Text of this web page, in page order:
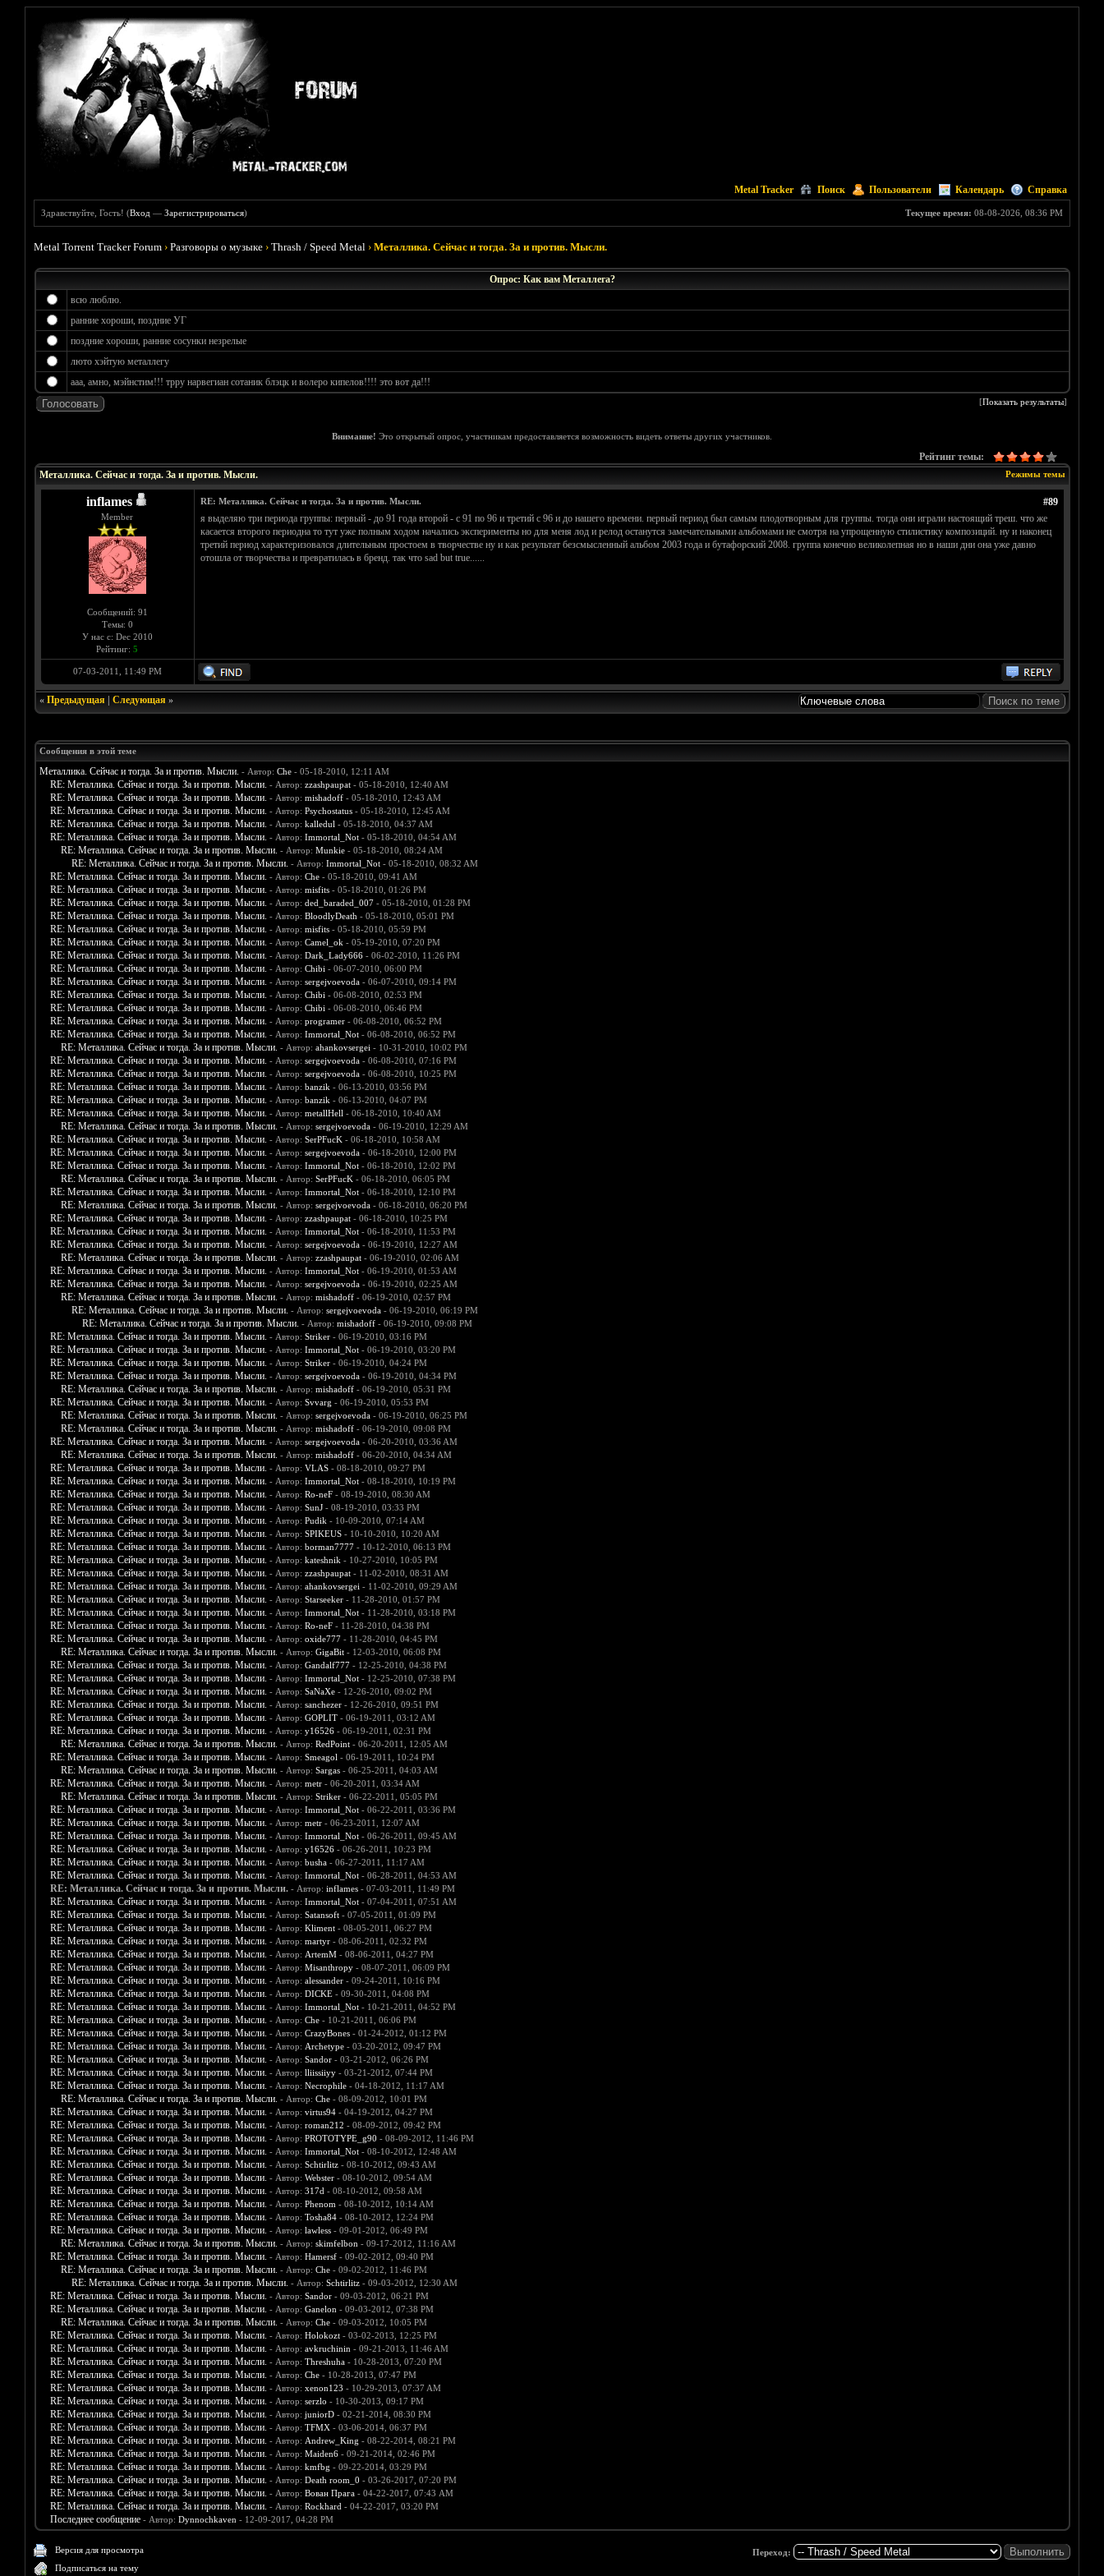
Metal Tracker Поиск Пользователи Календарь Справка
Текущее время: 08-08-2026, 08:36 PM
Здравствуйте, Гость! (Вход —Зарегистрироваться)
Metal Torrent Tracker Forum ›Разговоры о музыке ›Thrash / Speed Metal ›Металлика. Сейчас и тогда. За и против. Мысли.
Опрос: Как вам Металлега?
всю люблю.
ранние хороши, поздние УГ
поздние хороши, ранние сосунки незрелые
люто хэйтую металлегу
ааа, амно, мэйнстим!!! трру нарвегиан сотаник блэцк и волеро кипелов!!!! это вот да!!!
[Показать результаты]
Внимание! Это открытый опрос, участникам предоставляется возможность видеть ответы других участников.
Рейтинг темы:
Режимы темы
Металлика. Сейчас и тогда. За и против. Мысли.
inflames
Member
Сообщений: 91
Темы: 0
У нас с: Dec 2010
Рейтинг: 5
#89
RE: Металлика. Сейчас и тогда. За и против. Мысли.
я выделяю три периода группы: первый - до 91 года второй - с 91 по 96 и третий с 96 и до нашего времени. первый период был самым плодотворным для группы. тогда они играли настоящий треш. что же
касается второго периодна то тут уже полным ходом начались эксперименты но для меня лод и релод останутся замечательными альбомами не смотря на упрощенную стилистику композиций. ну и наконец
третий период характеризовался длительным простоем в творчестве ну и как результат безсмысленный альбом 2003 года и бутафорский 2008. группа конечно великолепная но в наши дни она уже давно
отошла от творчества и превратилась в бренд. так что sad but true......
07-03-2011, 11:49 PM
« Предыдущая| Следующая»
Сообщения в этой теме
Металлика. Сейчас и тогда. За и против. Мысли. - Автор: Che- 05-18-2010, 12:11 AM
RE: Металлика. Сейчас и тогда. За и против. Мысли. - Автор: zzashpaupat- 05-18-2010, 12:40 AM
RE: Металлика. Сейчас и тогда. За и против. Мысли. - Автор: mishadoff- 05-18-2010, 12:43 AM
RE: Металлика. Сейчас и тогда. За и против. Мысли. - Автор: Psychostatus- 05-18-2010, 12:45 AM
RE: Металлика. Сейчас и тогда. За и против. Мысли. - Автор: kalledul - 05-18-2010, 04:37 AM
RE: Металлика. Сейчас и тогда. За и против. Мысли. - Автор: Immortal_Not- 05-18-2010, 04:54 AM
RE: Металлика. Сейчас и тогда. За и против. Мысли. - Автор: Munkie- 05-18-2010, 08:24 AM
RE: Металлика. Сейчас и тогда. За и против. Мысли. - Автор: Immortal_Not- 05-18-2010, 08:32 AM
RE: Металлика. Сейчас и тогда. За и против. Мысли. - Автор: Che- 05-18-2010, 09:41 AM
RE: Металлика. Сейчас и тогда. За и против. Мысли. - Автор: misfits- 05-18-2010, 01:26 PM
RE: Металлика. Сейчас и тогда. За и против. Мысли. - Автор: ded_baraded_007- 05-18-2010, 01:28 PM
RE: Металлика. Сейчас и тогда. За и против. Мысли. - Автор: BloodlyDeath - 05-18-2010, 05:01 PM
RE: Металлика. Сейчас и тогда. За и против. Мысли. - Автор: misfits- 05-18-2010, 05:59 PM
RE: Металлика. Сейчас и тогда. За и против. Мысли. - Автор: Camel_ok - 05-19-2010, 07:20 PM
RE: Металлика. Сейчас и тогда. За и против. Мысли. - Автор: Dark_Lady666- 06-02-2010, 11:26 PM
RE: Металлика. Сейчас и тогда. За и против. Мысли. - Автор: Chibi - 06-07-2010, 06:00 PM
RE: Металлика. Сейчас и тогда. За и против. Мысли. - Автор: sergejvoevoda- 06-07-2010, 09:14 PM
RE: Металлика. Сейчас и тогда. За и против. Мысли. - Автор: Chibi - 06-08-2010, 02:53 PM
RE: Металлика. Сейчас и тогда. За и против. Мысли. - Автор: Chibi - 06-08-2010, 06:46 PM
RE: Металлика. Сейчас и тогда. За и против. Мысли. - Автор: programer- 06-08-2010, 06:52 PM
RE: Металлика. Сейчас и тогда. За и против. Мысли. - Автор: Immortal_Not- 06-08-2010, 06:52 PM
RE: Металлика. Сейчас и тогда. За и против. Мысли. - Автор: ahankovsergei - 10-31-2010, 10:02 PM
RE: Металлика. Сейчас и тогда. За и против. Мысли. - Автор: sergejvoevoda- 06-08-2010, 07:16 PM
RE: Металлика. Сейчас и тогда. За и против. Мысли. - Автор: sergejvoevoda- 06-08-2010, 10:25 PM
RE: Металлика. Сейчас и тогда. За и против. Мысли. - Автор: banzik - 06-13-2010, 03:56 PM
RE: Металлика. Сейчас и тогда. За и против. Мысли. - Автор: banzik - 06-13-2010, 04:07 PM
RE: Металлика. Сейчас и тогда. За и против. Мысли. - Автор: metallHell - 06-18-2010, 10:40 AM
RE: Металлика. Сейчас и тогда. За и против. Мысли. - Автор: sergejvoevoda- 06-19-2010, 12:29 AM
RE: Металлика. Сейчас и тогда. За и против. Мысли. - Автор: SerPFucK- 06-18-2010, 10:58 AM
RE: Металлика. Сейчас и тогда. За и против. Мысли. - Автор: sergejvoevoda- 06-18-2010, 12:00 PM
RE: Металлика. Сейчас и тогда. За и против. Мысли. - Автор: Immortal_Not- 06-18-2010, 12:02 PM
RE: Металлика. Сейчас и тогда. За и против. Мысли. - Автор: SerPFucK- 06-18-2010, 06:05 PM
RE: Металлика. Сейчас и тогда. За и против. Мысли. - Автор: Immortal_Not- 06-18-2010, 12:10 PM
RE: Металлика. Сейчас и тогда. За и против. Мысли. - Автор: sergejvoevoda- 06-18-2010, 06:20 PM
RE: Металлика. Сейчас и тогда. За и против. Мысли. - Автор: zzashpaupat- 06-18-2010, 10:25 PM
RE: Металлика. Сейчас и тогда. За и против. Мысли. - Автор: Immortal_Not- 06-18-2010, 11:53 PM
RE: Металлика. Сейчас и тогда. За и против. Мысли. - Автор: sergejvoevoda- 06-19-2010, 12:27 AM
RE: Металлика. Сейчас и тогда. За и против. Мысли. - Автор: zzashpaupat- 06-19-2010, 02:06 AM
RE: Металлика. Сейчас и тогда. За и против. Мысли. - Автор: Immortal_Not- 06-19-2010, 01:53 AM
RE: Металлика. Сейчас и тогда. За и против. Мысли. - Автор: sergejvoevoda- 06-19-2010, 02:25 AM
RE: Металлика. Сейчас и тогда. За и против. Мысли. - Автор: mishadoff- 06-19-2010, 02:57 PM
RE: Металлика. Сейчас и тогда. За и против. Мысли. - Автор: sergejvoevoda- 06-19-2010, 06:19 PM
RE: Металлика. Сейчас и тогда. За и против. Мысли. - Автор: mishadoff- 06-19-2010, 09:08 PM
RE: Металлика. Сейчас и тогда. За и против. Мысли. - Автор: Striker- 06-19-2010, 03:16 PM
RE: Металлика. Сейчас и тогда. За и против. Мысли. - Автор: Immortal_Not- 06-19-2010, 03:20 PM
RE: Металлика. Сейчас и тогда. За и против. Мысли. - Автор: Striker- 06-19-2010, 04:24 PM
RE: Металлика. Сейчас и тогда. За и против. Мысли. - Автор: sergejvoevoda- 06-19-2010, 04:34 PM
RE: Металлика. Сейчас и тогда. За и против. Мысли. - Автор: mishadoff- 06-19-2010, 05:31 PM
RE: Металлика. Сейчас и тогда. За и против. Мысли. - Автор: Svvarg - 06-19-2010, 05:53 PM
RE: Металлика. Сейчас и тогда. За и против. Мысли. - Автор: sergejvoevoda- 06-19-2010, 06:25 PM
RE: Металлика. Сейчас и тогда. За и против. Мысли. - Автор: mishadoff- 06-19-2010, 09:08 PM
RE: Металлика. Сейчас и тогда. За и против. Мысли. - Автор: sergejvoevoda- 06-20-2010, 03:36 AM
RE: Металлика. Сейчас и тогда. За и против. Мысли. - Автор: mishadoff- 06-20-2010, 04:34 AM
RE: Металлика. Сейчас и тогда. За и против. Мысли. - Автор: VLAS- 08-18-2010, 09:27 PM
RE: Металлика. Сейчас и тогда. За и против. Мысли. - Автор: Immortal_Not- 08-18-2010, 10:19 PM
RE: Металлика. Сейчас и тогда. За и против. Мысли. - Автор: Ro-neF- 08-19-2010, 08:30 AM
RE: Металлика. Сейчас и тогда. За и против. Мысли. - Автор: SunJ- 08-19-2010, 03:33 PM
RE: Металлика. Сейчас и тогда. За и против. Мысли. - Автор: Pudik - 10-09-2010, 07:14 AM
RE: Металлика. Сейчас и тогда. За и против. Мысли. - Автор: SPIKEUS- 10-10-2010, 10:20 AM
RE: Металлика. Сейчас и тогда. За и против. Мысли. - Автор: borman7777- 10-12-2010, 06:13 PM
RE: Металлика. Сейчас и тогда. За и против. Мысли. - Автор: kateshnik - 10-27-2010, 10:05 PM
RE: Металлика. Сейчас и тогда. За и против. Мысли. - Автор: zzashpaupat- 11-02-2010, 08:31 AM
RE: Металлика. Сейчас и тогда. За и против. Мысли. - Автор: ahankovsergei - 11-02-2010, 09:29 AM
RE: Металлика. Сейчас и тогда. За и против. Мысли. - Автор: Starseeker- 11-28-2010, 01:57 PM
RE: Металлика. Сейчас и тогда. За и против. Мысли. - Автор: Immortal_Not- 11-28-2010, 03:18 PM
RE: Металлика. Сейчас и тогда. За и против. Мысли. - Автор: Ro-neF- 11-28-2010, 04:38 PM
RE: Металлика. Сейчас и тогда. За и против. Мысли. - Автор: oxide777- 11-28-2010, 04:45 PM
RE: Металлика. Сейчас и тогда. За и против. Мысли. - Автор: GigaBit- 12-03-2010, 06:08 PM
RE: Металлика. Сейчас и тогда. За и против. Мысли. - Автор: Gandalf777- 12-25-2010, 04:38 PM
RE: Металлика. Сейчас и тогда. За и против. Мысли. - Автор: Immortal_Not- 12-25-2010, 07:38 PM
RE: Металлика. Сейчас и тогда. За и против. Мысли. - Автор: SaNaXe- 12-26-2010, 09:02 PM
RE: Металлика. Сейчас и тогда. За и против. Мысли. - Автор: sanchezer- 12-26-2010, 09:51 PM
RE: Металлика. Сейчас и тогда. За и против. Мысли. - Автор: GOPLIT- 06-19-2011, 03:12 AM
RE: Металлика. Сейчас и тогда. За и против. Мысли. - Автор: y16526- 06-19-2011, 02:31 PM
RE: Металлика. Сейчас и тогда. За и против. Мысли. - Автор: RedPoint- 06-20-2011, 12:05 AM
RE: Металлика. Сейчас и тогда. За и против. Мысли. - Автор: Smeagol - 06-19-2011, 10:24 PM
RE: Металлика. Сейчас и тогда. За и против. Мысли. - Автор: Sargas- 06-25-2011, 04:03 AM
RE: Металлика. Сейчас и тогда. За и против. Мысли. - Автор: metr- 06-20-2011, 03:34 AM
RE: Металлика. Сейчас и тогда. За и против. Мысли. - Автор: Striker- 06-22-2011, 05:05 PM
RE: Металлика. Сейчас и тогда. За и против. Мысли. - Автор: Immortal_Not- 06-22-2011, 03:36 PM
RE: Металлика. Сейчас и тогда. За и против. Мысли. - Автор: metr- 06-23-2011, 12:07 AM
RE: Металлика. Сейчас и тогда. За и против. Мысли. - Автор: Immortal_Not- 06-26-2011, 09:45 AM
RE: Металлика. Сейчас и тогда. За и против. Мысли. - Автор: y16526- 06-26-2011, 10:23 PM
RE: Металлика. Сейчас и тогда. За и против. Мысли. - Автор: busha- 06-27-2011, 11:17 AM
RE: Металлика. Сейчас и тогда. За и против. Мысли. - Автор: Immortal_Not- 06-28-2011, 04:53 AM
RE: Металлика. Сейчас и тогда. За и против. Мысли. - Автор: inflames- 07-03-2011, 11:49 PM
RE: Металлика. Сейчас и тогда. За и против. Мысли. - Автор: Immortal_Not- 07-04-2011, 07:51 AM
RE: Металлика. Сейчас и тогда. За и против. Мысли. - Автор: Satansoft- 07-05-2011, 01:09 PM
RE: Металлика. Сейчас и тогда. За и против. Мысли. - Автор: Kliment- 08-05-2011, 06:27 PM
RE: Металлика. Сейчас и тогда. За и против. Мысли. - Автор: martyr- 08-06-2011, 02:32 PM
RE: Металлика. Сейчас и тогда. За и против. Мысли. - Автор: ArtemM- 08-06-2011, 04:27 PM
RE: Металлика. Сейчас и тогда. За и против. Мысли. - Автор: Misanthropy- 08-07-2011, 06:09 PM
RE: Металлика. Сейчас и тогда. За и против. Мысли. - Автор: alessander- 09-24-2011, 10:16 PM
RE: Металлика. Сейчас и тогда. За и против. Мысли. - Автор: DICKE- 09-30-2011, 04:08 PM
RE: Металлика. Сейчас и тогда. За и против. Мысли. - Автор: Immortal_Not- 10-21-2011, 04:52 PM
RE: Металлика. Сейчас и тогда. За и против. Мысли. - Автор: Che- 10-21-2011, 06:06 PM
RE: Металлика. Сейчас и тогда. За и против. Мысли. - Автор: CrazyBones- 01-24-2012, 01:12 PM
RE: Металлика. Сейчас и тогда. За и против. Мысли. - Автор: Archetype- 03-20-2012, 09:47 PM
RE: Металлика. Сейчас и тогда. За и против. Мысли. - Автор: Sandor- 03-21-2012, 06:26 PM
RE: Металлика. Сейчас и тогда. За и против. Мысли. - Автор: lliissiiyy- 03-21-2012, 07:44 PM
RE: Металлика. Сейчас и тогда. За и против. Мысли. - Автор: Necrophile- 04-18-2012, 11:17 AM
RE: Металлика. Сейчас и тогда. За и против. Мысли. - Автор: Che- 08-09-2012, 10:01 PM
RE: Металлика. Сейчас и тогда. За и против. Мысли. - Автор: virtus94- 04-19-2012, 04:27 PM
RE: Металлика. Сейчас и тогда. За и против. Мысли. - Автор: roman212 - 08-09-2012, 09:42 PM
RE: Металлика. Сейчас и тогда. За и против. Мысли. - Автор: PROTOTYPE_g90 - 08-09-2012, 11:46 PM
RE: Металлика. Сейчас и тогда. За и против. Мысли. - Автор: Immortal_Not- 08-10-2012, 12:48 AM
RE: Металлика. Сейчас и тогда. За и против. Мысли. - Автор: Schtirlitz- 08-10-2012, 09:43 AM
RE: Металлика. Сейчас и тогда. За и против. Мысли. - Автор: Webster- 08-10-2012, 09:54 AM
RE: Металлика. Сейчас и тогда. За и против. Мысли. - Автор: 317d - 08-10-2012, 09:58 AM
RE: Металлика. Сейчас и тогда. За и против. Мысли. - Автор: Phenom - 08-10-2012, 10:14 AM
RE: Металлика. Сейчас и тогда. За и против. Мысли. - Автор: Tosha84- 08-10-2012, 12:24 PM
RE: Металлика. Сейчас и тогда. За и против. Мысли. - Автор: lawless- 09-01-2012, 06:49 PM
RE: Металлика. Сейчас и тогда. За и против. Мысли. - Автор: skimfelbon - 09-17-2012, 11:16 AM
RE: Металлика. Сейчас и тогда. За и против. Мысли. - Автор: Hamersf- 09-02-2012, 09:40 PM
RE: Металлика. Сейчас и тогда. За и против. Мысли. - Автор: Che- 09-02-2012, 11:46 PM
RE: Металлика. Сейчас и тогда. За и против. Мысли. - Автор: Schtirlitz- 09-03-2012, 12:30 AM
RE: Металлика. Сейчас и тогда. За и против. Мысли. - Автор: Sandor- 09-03-2012, 06:21 PM
RE: Металлика. Сейчас и тогда. За и против. Мысли. - Автор: Ganelon - 09-03-2012, 07:38 PM
RE: Металлика. Сейчас и тогда. За и против. Мысли. - Автор: Che- 09-03-2012, 10:05 PM
RE: Металлика. Сейчас и тогда. За и против. Мысли. - Автор: Holokozt- 03-02-2013, 12:25 PM
RE: Металлика. Сейчас и тогда. За и против. Мысли. - Автор: avkruchinin - 09-21-2013, 11:46 AM
RE: Металлика. Сейчас и тогда. За и против. Мысли. - Автор: Threshuha- 10-28-2013, 07:20 PM
RE: Металлика. Сейчас и тогда. За и против. Мысли. - Автор: Che- 10-28-2013, 07:47 PM
RE: Металлика. Сейчас и тогда. За и против. Мысли. - Автор: xenon123 - 10-29-2013, 07:37 AM
RE: Металлика. Сейчас и тогда. За и против. Мысли. - Автор: serzlo - 10-30-2013, 09:17 PM
RE: Металлика. Сейчас и тогда. За и против. Мысли. - Автор: juniorD- 02-21-2014, 08:30 PM
RE: Металлика. Сейчас и тогда. За и против. Мысли. - Автор: TFMX- 03-06-2014, 06:37 PM
RE: Металлика. Сейчас и тогда. За и против. Мысли. - Автор: Andrew_King - 08-22-2014, 08:21 PM
RE: Металлика. Сейчас и тогда. За и против. Мысли. - Автор: Maiden6- 09-21-2014, 02:46 PM
RE: Металлика. Сейчас и тогда. За и против. Мысли. - Автор: kmfbg - 09-22-2014, 03:29 PM
RE: Металлика. Сейчас и тогда. За и против. Мысли. - Автор: Death room_0 - 03-26-2017, 07:20 PM
RE: Металлика. Сейчас и тогда. За и против. Мысли. - Автор: Вован Прага- 04-22-2017, 07:43 AM
RE: Металлика. Сейчас и тогда. За и против. Мысли. - Автор: Rockhard - 04-22-2017, 03:20 PM
Последнее сообщение - Автор: Dynnochkaven - 12-09-2017, 04:28 PM
Версия для просмотра
Подписаться на тему
Переход: